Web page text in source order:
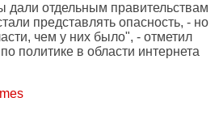
дали отдельным правительствам
представлять опасность, - но
чем у них было", - отметил
политике в области интернета